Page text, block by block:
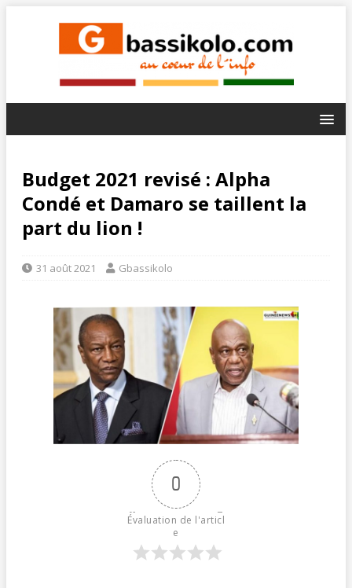
Budget 2021 revisé : Alpha
Condé et Damaro se taillent la
part du lion !
31 août 2021 Gbassikolo
0
Évaluation de l'articl
e